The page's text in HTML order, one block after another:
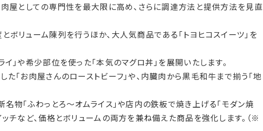
屋としての専門性を最大限に高め、さらに調達方法と提供方法を見直
リューム陳列を行うほか、大人気商品である「トヨヒコスイーツ」を
」や希少部位を使った「本気のマグロ丼」を展開いたします。
「お肉屋さんのローストビーフ」や、内臓肉から黒毛和牛まで揃う「地
物「ふわっとろ～オムライス」や店内の鉄板で焼き上げる「モダン焼
チなど、価格とボリュームの両方を兼ね備えた商品を強化します。（※